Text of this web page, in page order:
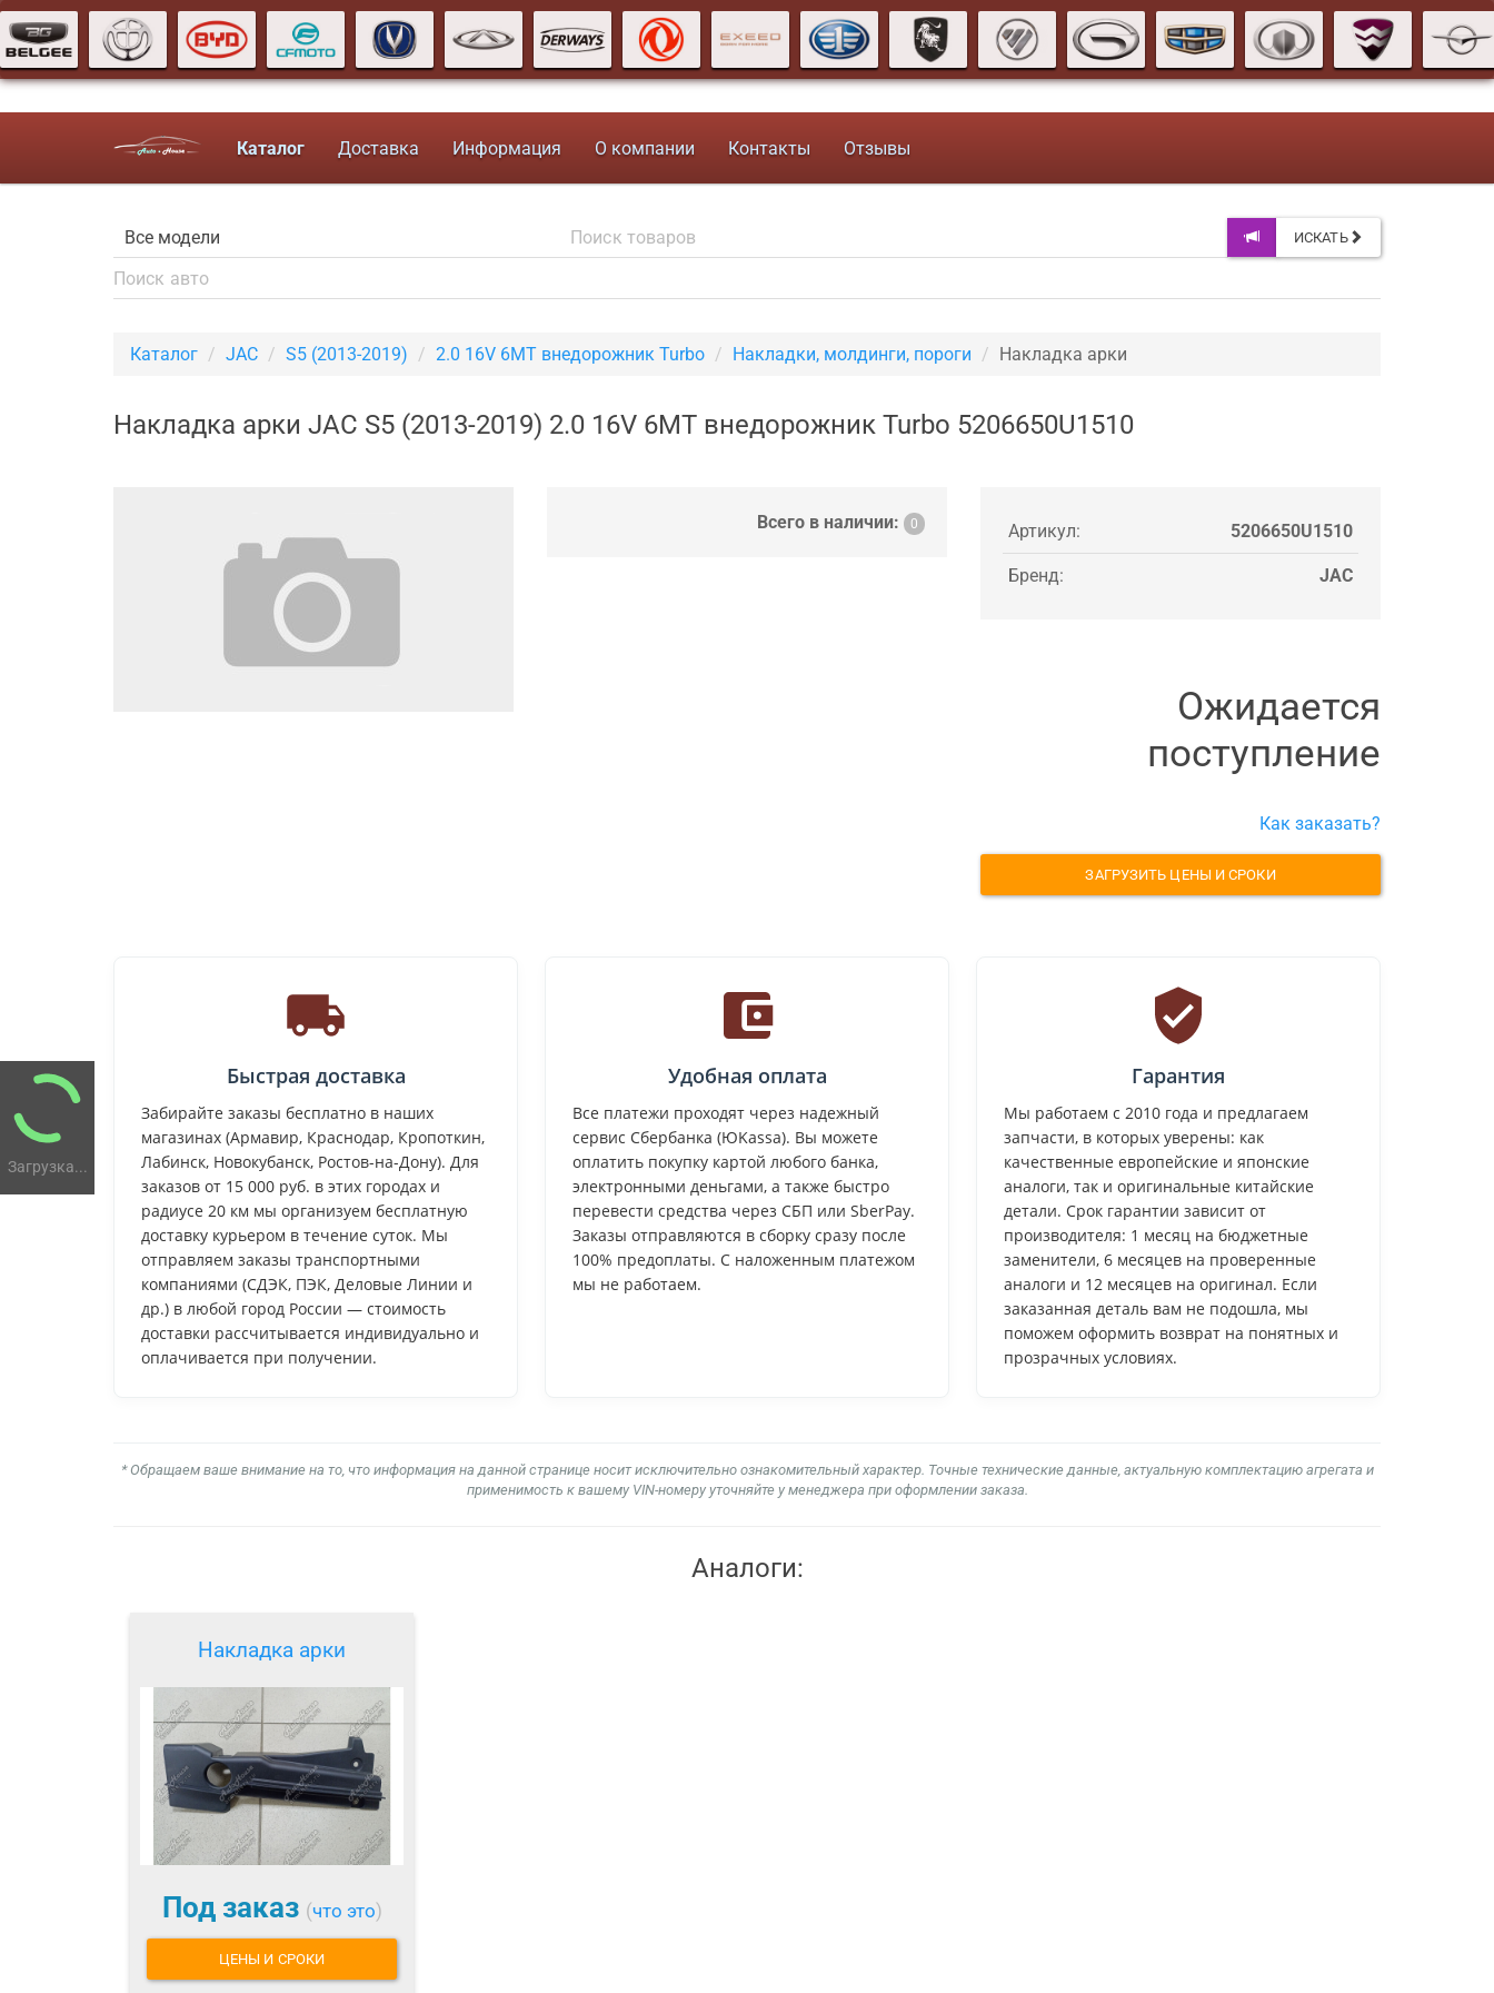
Загрузка...
Каталог Доставка Информация О компании Контакты Отзывы
ИСКАТЬ
Каталог JAC S5 (2013-2019) 2.0 16V 6MT внедорожник Turbo Накладки, молдинги, пороги Накладка арки
Накладка арки JAC S5 (2013-2019) 2.0 16V 6MT внедорожник Turbo 5206650U1510
Всего в наличии: 0 Артикул: 5206650U1510
Бренд: JAC
Ожидается
поступление
Как заказать?
ЗАГРУЗИТЬ ЦЕНЫ И СРОКИ
Быстрая доставка
Забирайте заказы бесплатно в наших
магазинах (Армавир, Краснодар, Кропоткин,
Лабинск, Новокубанск, Ростов-на-Дону). Для
заказов от 15 000 руб. в этих городах и
радиусе 20 км мы организуем бесплатную
доставку курьером в течение суток. Мы
отправляем заказы транспортными
компаниями (СДЭК, ПЭК, Деловые Линии и
др.) в любой город России — стоимость
доставки рассчитывается индивидуально и
оплачивается при получении.
Удобная оплата
Все платежи проходят через надежный
сервис Сбербанка (ЮKassa). Вы можете
оплатить покупку картой любого банка,
электронными деньгами, а также быстро
перевести средства через СБП или SberPay.
Заказы отправляются в сборку сразу после
100% предоплаты. С наложенным платежом
мы не работаем.
Гарантия
Мы работаем с 2010 года и предлагаем
запчасти, в которых уверены: как
качественные европейские и японские
аналоги, так и оригинальные китайские
детали. Срок гарантии зависит от
производителя: 1 месяц на бюджетные
заменители, 6 месяцев на проверенные
аналоги и 12 месяцев на оригинал. Если
заказанная деталь вам не подошла, мы
поможем оформить возврат на понятных и
прозрачных условиях.
* Обращаем ваше внимание на то, что информация на данной странице носит исключительно ознакомительный характер. Точные технические данные, актуальную комплектацию агрегата и
применимость к вашему VIN-номеру уточняйте у менеджера при оформлении заказа.
Аналоги:
Накладка арки
Под заказ (что это)
ЦЕНЫ И СРОКИ